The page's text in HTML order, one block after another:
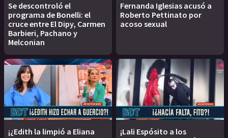
Se descontroló el
programa de Bonelli: el
cruce entre El Dipy, Carmen
Barbieri, Pachano y
Melconian
Fernanda Iglesias acusó a
Roberto Pettinato por
acoso sexual
¡¿Edith la limpió a Eliana
¡Lali Espósito a los